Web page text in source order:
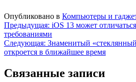
Опубликовано в Компьютеры и
Навигация
по
записям
Предыдущая: iOS 13 может
требованиями
Следующая: Знаменитый
откроется в ближайшее время
Связанные записи